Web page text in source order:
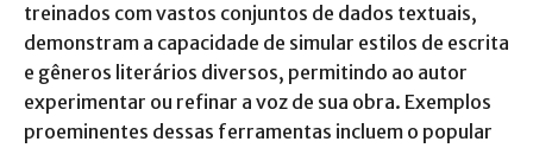
treinados com vastos conjuntos de dados textuais,
demonstram a capacidade de simular estilos de escrita
e gêneros literários diversos, permitindo ao autor
experimentar ou refinar a voz de sua obra. Exemplos
proeminentes dessas ferramentas incluem o popular